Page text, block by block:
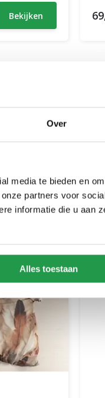
Over
media te bieden en
partners voor
informatie die u aan
Alles toestaan
Bekijken